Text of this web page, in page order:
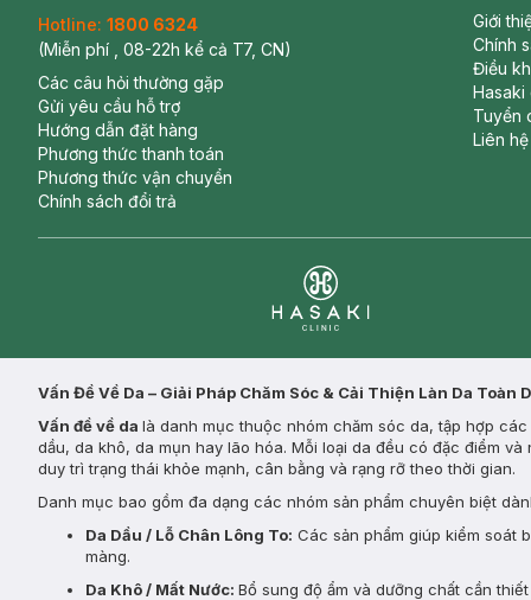
Hotline: 1800 6324
(Miễn phí , 08-22h kể cả T7, CN)
Các câu hỏi thường gặp
Gửi yêu cầu hỗ trợ
Hướng dẫn đặt hàng
Phương thức thanh toán
Phương thức vận chuyển
Chính sách đổi trả
Giới
Chính
Điều
Hasaki
Tuyển
Liên hệ
Vấn Đề Về Da – Giải Pháp Chăm Sóc & Cải Thiện Làn Da Toàn
Vấn đề về da là danh mục thuộc nhóm chăm sóc da, tập hợp
dầu, da khô, da mụn hay lão hóa. Mỗi loại da đều có đặc điểm
duy trì trạng thái khỏe mạnh, cân bằng và rạng rỡ theo thời gian.
Danh mục bao gồm đa dạng các nhóm sản phẩm chuyên biệt
Da Dầu / Lỗ Chân Lông To: Các sản phẩm giúp kiểm soát
màng.
Da Khô / Mất Nước: Bổ sung độ ẩm và dưỡng chất cần